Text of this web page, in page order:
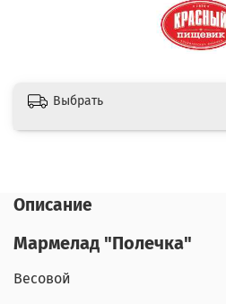
Выбрать
Описание
Мармелад "Полечка"
Весовой